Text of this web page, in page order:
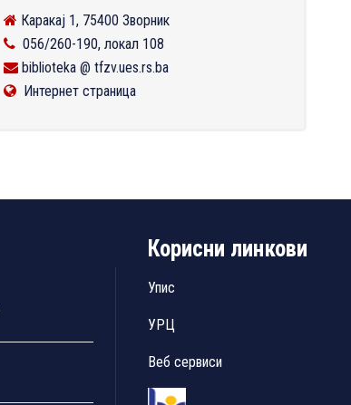
Каракај 1, 75400 Зворник
056/260-190, локал 108
biblioteka @ tfzv.ues.rs.ba
Интернет страница
Корисни линкови
Упис
УРЦ
Веб сервиси